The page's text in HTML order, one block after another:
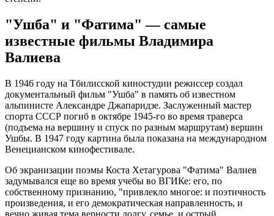
"Ушба" и "Фатима" — самые
известные фильмы Владимира
Валиева
В 1946 году на Тбилисской киностудии режиссер создал
документальный фильм "Ушба" в память об известном
альпинисте Александре Джапаридзе. Заслуженный мастер
спорта СССР погиб в октябре 1945-го во время траверса
(подъема на вершину и спуск по разным маршрутам) вершин
Ушбы. В 1947 году картина была показана на международном
Венецианском кинофестивале.
Об экранизации поэмы Коста Хетагурова "Фатима" Валиев
задумывался еще во время учебы во ВГИКе: его, по
собственному признанию, "привлекло многое: и поэтичность
произведения, и его демократическая направленность, и
вечно живая тема верности долгу, семье, и острый